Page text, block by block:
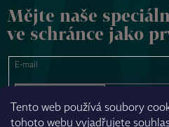
Tento web používá soubory
tohoto webu vyjadřujete
Mějte naše
ve schránce jako
E-mail